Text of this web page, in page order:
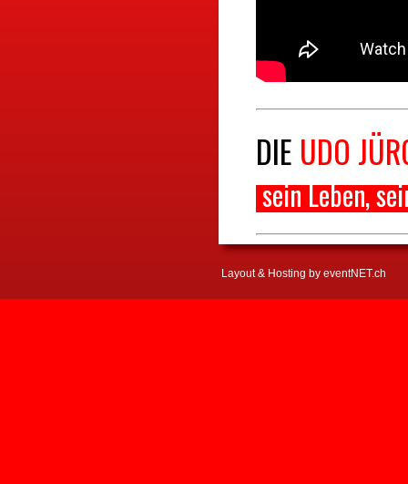
DIE UDO
seinLeben,
Die größten
Musiklegende!
Layout & Hosting by eventNET.ch